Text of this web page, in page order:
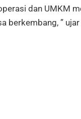
dan UMKM
berkembang, ”